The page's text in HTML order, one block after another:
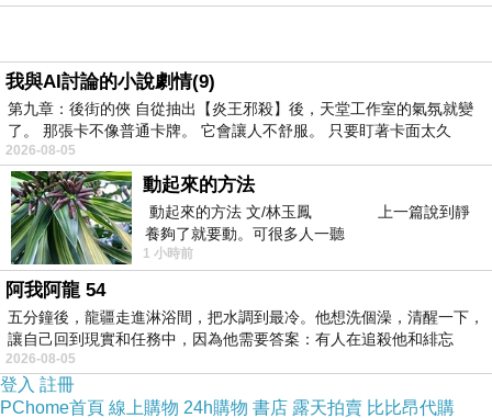
我與AI討論的小說劇情(9)
第九章：後街的俠 自從抽出【炎王邪殺】後，天堂工作室的氣氛就變
了。 那張卡不像普通卡牌。 它會讓人不舒服。 只要盯著卡面太久
2026-08-05
動起來的方法
動起來的方法 文/林玉鳳 上一篇說到靜
養夠了就要動。可很多人一聽
1 小時前
阿我阿龍 54
五分鐘後，龍疆走進淋浴間，把水調到最冷。他想洗個澡，清醒一下，
讓自己回到現實和任務中，因為他需要答案：有人在追殺他和緋忘
2026-08-05
登入 註冊
PChome首頁 線上購物 24h購物 書店 露天拍賣 比比昂代購